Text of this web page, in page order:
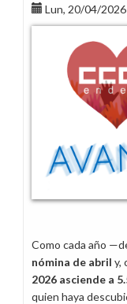
en
Lun, 20/04/
Como cada año
nómina de abril y,
2026 asciende a
quien haya